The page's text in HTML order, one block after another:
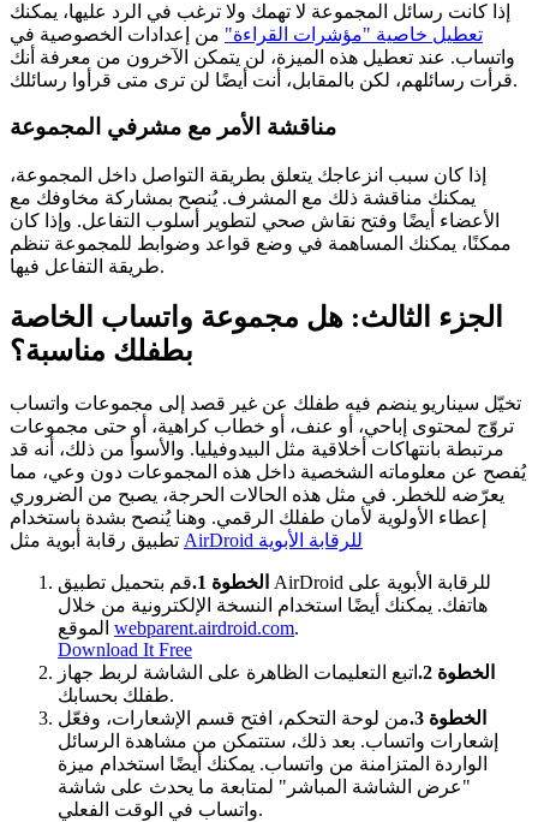
إذا كانت رسائل المجموعة لا تهمك ولا ترغب في الرد عليها، يمكنك
تعطيل خاصية "مؤشرات القراءة" من إعدادات الخصوصية في
واتساب. عند تعطيل هذه الميزة، لن يتمكن الآخرون من معرفة أنك
قرأت رسائلهم، لكن بالمقابل، أنت أيضًا لن ترى متى قرأوا رسائلك.
مناقشة الأمر مع مشرفي المجموعة
إذا كان سبب انزعاجك يتعلق بطريقة التواصل داخل المجموعة،
يمكنك مناقشة ذلك مع المشرف. يُنصح بمشاركة مخاوفك مع
الأعضاء أيضًا وفتح نقاش صحي لتطوير أسلوب التفاعل. وإذا كان
ممكنًا، يمكنك المساهمة في وضع قواعد وضوابط للمجموعة تنظم
طريقة التفاعل فيها.
الجزء الثالث: هل مجموعة واتساب الخاصة
بطفلك مناسبة؟
تخيّل سيناريو ينضم فيه طفلك عن غير قصد إلى مجموعات واتساب
تروّج لمحتوى إباحي، أو عنف، أو خطاب كراهية، أو حتى مجموعات
مرتبطة بانتهاكات أخلاقية مثل البيدوفيليا. والأسوأ من ذلك، أنه قد
يُفصح عن معلوماته الشخصية داخل هذه المجموعات دون وعي، مما
يعرّضه للخطر. في مثل هذه الحالات الحرجة، يصبح من الضروري
إعطاء الأولوية لأمان طفلك الرقمي. وهنا يُنصح بشدة باستخدام
AirDroid للرقابة الأبوية
الخطوة 1.
قم بتحميل تطبيق AirDroid للرقابة الأبوية على
هاتفك. يمكنك أيضًا استخدام النسخة الإلكترونية من خلال
webparent.airdroid.com.
Download It Free
الخطوة 2.
اتبع التعليمات الظاهرة على الشاشة لربط جهاز
طفلك بحسابك.
الخطوة 3.
من لوحة التحكم، افتح قسم الإشعارات، وفعّل
إشعارات واتساب. بعد ذلك، ستتمكن من مشاهدة الرسائل
الواردة المتزامنة من واتساب. يمكنك أيضًا استخدام ميزة
"عرض الشاشة المباشر" لمتابعة ما يحدث على شاشة
واتساب في الوقت الفعلي.